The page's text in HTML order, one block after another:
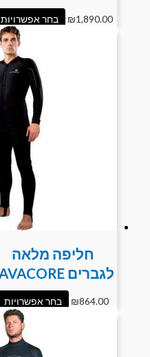
₪1,890.00 בחר אפשרויות
חליפה מלאה
לגברים LAVACORE
₪864.00 בחר אפשרויות